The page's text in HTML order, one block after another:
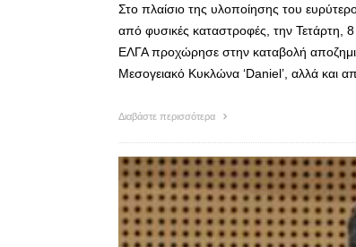
Στο πλαίσιο της υλοποίησης του
από φυσικές καταστροφές, την Τετάρτη,
ΕΛΓΑ προχώρησε στην καταβολή
Μεσογειακό Κυκλώνα ‘Daniel’, αλλά και
Διαβάστε περισσότερα